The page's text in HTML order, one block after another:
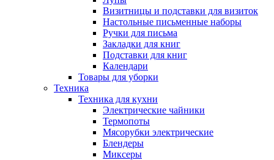
Визитницы и подставки для визиток
Настольные письменные наборы
Ручки для письма
Закладки для книг
Подставки для книг
Календари
Товары для уборки
Техника
Техника для кухни
Электрические чайники
Термопоты
Мясорубки электрические
Блендеры
Миксеры